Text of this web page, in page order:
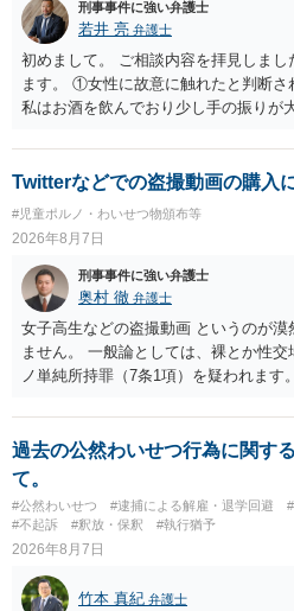
刑事事件に強い弁護士
若井 亮 弁護士
初めまして。 ご相談内容を拝見しま
ます。 ①女性に故意に触れたと判断さ
私はお酒を飲んでおり少し手の振りが
いた場合、故意だと判定されやすいの
故意があると判断されることは無い
捕、呼び出しされる可能性はどれほど
まっただけであり、さらにその場で女
とからすると、この後に呼び出される
す。 ③逮捕呼び出しまでの期間 大体ど
能性があると考えれば良いのでしょう
極めて低いと思います。 連絡が来るこ
Twitterなどでの盗撮動画の購入
#児童ポルノ・わいせつ物頒布等
2026年8月7日
刑事事件に強い弁護士
奥村 徹 弁護士
女子高生などの盗撮動画 というのが漠
ません。 一般論としては、裸とか性
ノ単純所持罪（7条1項）を疑われます。
過去の公然わいせつ行為に関す
て。
#公然わいせつ #逮捕による解雇・退学回避
#不起訴
#釈放・保釈 #執行猶予
2026年8月7日
竹本 真紀 弁護士